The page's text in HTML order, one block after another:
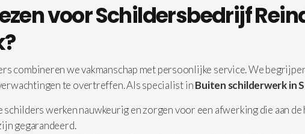
voor Schildersbedrijf
combineren we vakmanschap met persoonlijke service. We
te overtreffen. Als specialist inBuiten schilderwerk in
schilders werken nauwkeurig en zorgen voor een afwerking die aan
gegarandeerd.